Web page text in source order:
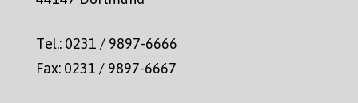
Tel.: 0231 / 9897-6666
Fax: 0231 / 9897-6667